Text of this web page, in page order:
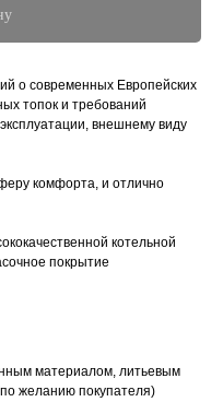
о современных Европейских
топок и требований
внешнему виду
комфорта, и отлично
котельной
покрытие
материалом, литьевым
желанию покупателя)